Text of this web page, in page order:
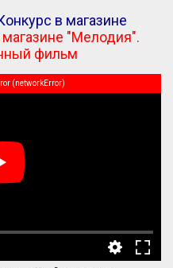
в магазине
"Мелодия".
фильм
(networkError)